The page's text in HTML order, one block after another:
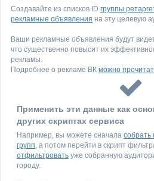
Создавайте из списков ID группы
рекламные объявления на эту целевую
Ваши рекламные объявления будут
что существенно повысит их
рекламы.
Подробнее о рекламе ВК можно
Применить эти данные как
других скриптах сервиса
Например, вы можете сначала собрать
групп, а потом перейти в скрипт
отфильтровать уже собранную
городу.